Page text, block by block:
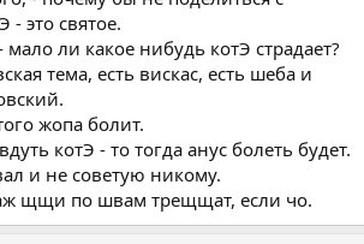
- это святое.
ли какое нибудь котЭ страдает?
тема, есть вискас, есть шеба и
жопа болит.
котЭ - то тогда анус болеть будет.
и не советую никому.
щщи по швам трещщат, если чо.